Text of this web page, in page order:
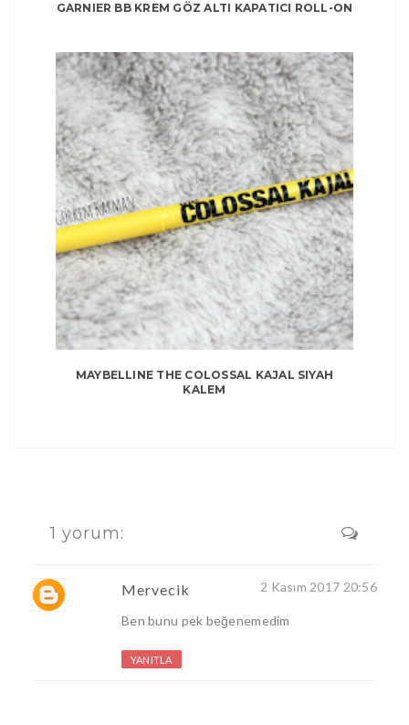
GARNIER BB KREM GÖZ ALTI KAPATICI ROLL-ON
MAYBELLINE THE COLOSSAL KAJAL SIYAH
KALEM
1 yorum:
Mervecik 2 Kasım 2017 20:56
Ben bunu pek beğenemedim
YANITLA